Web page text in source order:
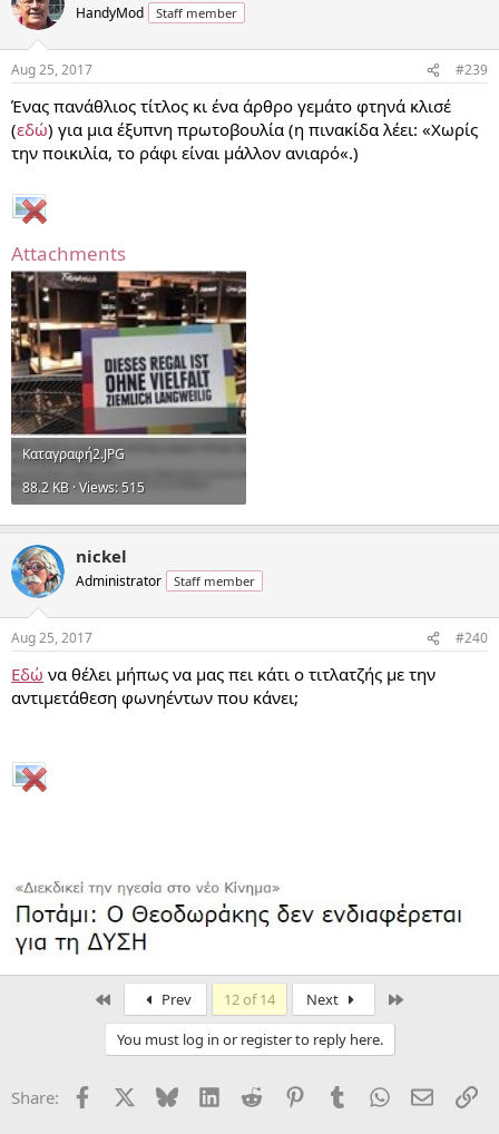
HandyMod Staff member
Aug 25, 2017 #239
Ένας πανάθλιος τίτλος κι ένα άρθρο γεμάτο φτηνά κλισέ
(εδώ) για μια έξυπνη πρωτοβουλία (η πινακίδα λέει: «Χωρίς
την ποικιλία, το ράφι είναι μάλλον ανιαρό«.)
Attachments
Καταγραφή2.JPG
88.2 KB · Views: 515
nickel
Administrator Staff member
Aug 25, 2017 #240
Εδώ να θέλει μήπως να μας πει κάτι ο τιτλατζής με την
αντιμετάθεση φωνηέντων που κάνει;
Prev 12 of 14 Next
You must log in or register to reply here.
Share: Facebook Bluesky LinkedInReddit PinterestTumblrWhatsApp
Email